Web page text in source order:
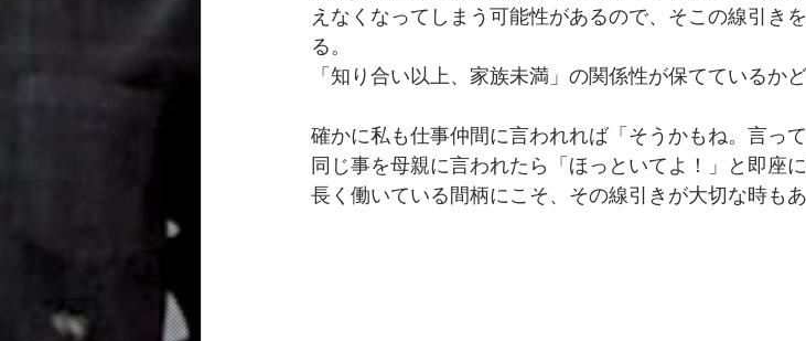
えなくなってしまう可能性があるので、そこの線引き
る。
「知り合い以上、家族未満」の関係性が保てているか
確かに私も仕事仲間に言われれば「そうかもね。言っ
同じ事を母親に言われたら「ほっといてよ！」と即座
長く働いている間柄にこそ、その線引きが大切な時も